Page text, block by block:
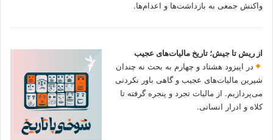
واکنش جمعی به بازداشت‌ها و اعدام‌ها.
از ریش تا جیش؛ تاریخ مالیات‌های عجیب
در اپیزود هشتاد و چهارم به بحث نه چندان
شیرین مالیات‌های عجیب و گاهی باور نکردنی‌
می‌پردازیم. از مالیات تجرد و پنجره گرفته تا
کلاه و ادرار انسانی.